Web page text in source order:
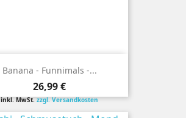
Banana - Funnimals -...
Preis
26,99 €
inkl. MwSt.zzgl. Versandkosten